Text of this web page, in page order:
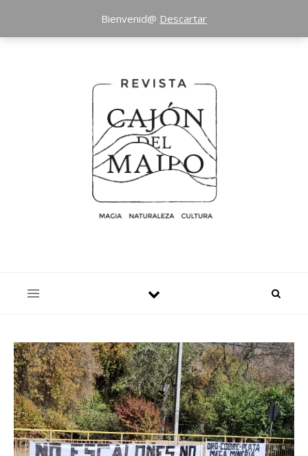
Bienvenid@ Descartar